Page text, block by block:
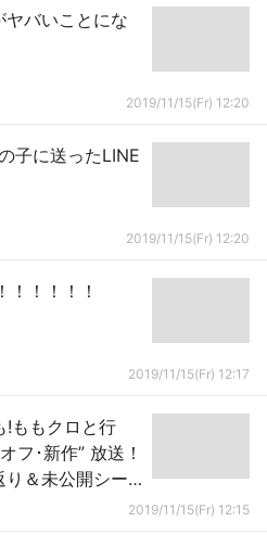
バいことにな
2019/11/15(Fr) 12:20
子に送ったLINE
2019/11/15(Fr) 12:20
！！！！
2019/11/15(Fr) 12:17
!ももクロと行
フ･新作” 放送！
＆未公開シー
2019/11/15(Fr) 12:15